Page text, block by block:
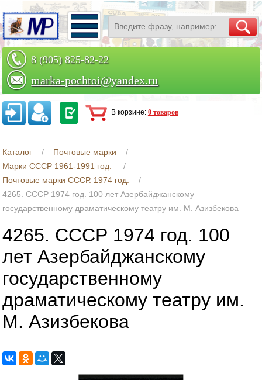
8 (905) 825-82-22
marka-pochtoi@yandex.ru
Заказать по телефону
В корзине: 0 товаров
Каталог
Почтовые марки
Марки СССР 1961-1991 год.
Почтовые марки СССР. 1974 год.
4265. СССР 1974 год. 100 лет Азербайджанскому
государственному драматическому театру им. М. Азизбекова
4265. СССР 1974 год. 100
лет Азербайджанскому
государственному
драматическому театру им.
М. Азизбекова